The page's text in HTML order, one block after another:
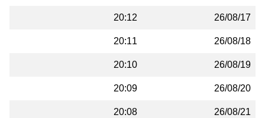
26/08/17
20:12
26/08/18
20:11
26/08/19
20:10
26/08/20
20:09
26/08/21
20:08